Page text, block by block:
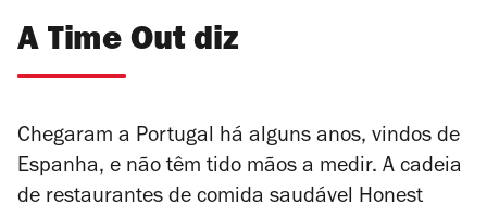
A Time Out diz
Chegaram a Portugal há alguns anos, vindos de
Espanha, e não têm tido mãos a medir. A cadeia
de restaurantes de comida saudável Honest